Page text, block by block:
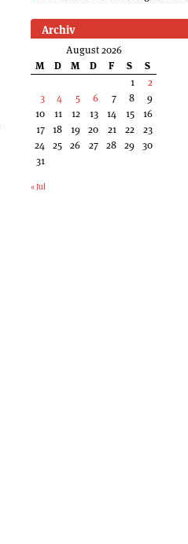
Archiv
August 2026
M
D M D F S
S
1
2
3
4 5 6 7 8
9
10
11 12 13 14 15
16
17 18 19 20 21 22
23
24 25 26 27 28 29 30
31
« Jul